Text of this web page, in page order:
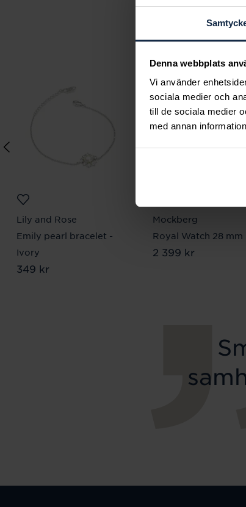
Denna webbplats
Vi använder
sociala medier och
till de sociala medier
med annan
Lily and Rose
Emily pearl bracelet -
Ivory
Pris :349 kr
349 kr
Mockberg
Royal Watch 28 mm
Pris:2 399 kr
2 399 kr